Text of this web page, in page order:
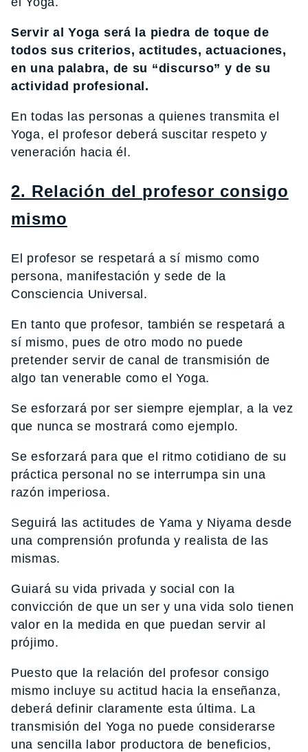
Servir al Yoga será la piedra de toque de
todos sus criterios, actitudes, actuaciones,
en una palabra, de su “discurso” y de su
actividad profesional.
En todas las personas a quienes transmita el
Yoga, el profesor deberá suscitar respeto y
veneración hacia él.
2. Relación del profesor consigo
mismo
El profesor se respetará a sí mismo como
persona, manifestación y sede de la
Consciencia Universal.
En tanto que profesor, también se respetará a
sí mismo, pues de otro modo no puede
pretender servir de canal de transmisión de
algo tan venerable como el Yoga.
Se esforzará por ser siempre ejemplar, a la vez
que nunca se mostrará como ejemplo.
Se esforzará para que el ritmo cotidiano de su
práctica personal no se interrumpa sin una
razón imperiosa.
Seguirá las actitudes de Yama y Niyama desde
una comprensión profunda y realista de las
mismas.
Guiará su vida privada y social con la
convicción de que un ser y una vida solo tienen
valor en la medida en que puedan servir al
prójimo.
Puesto que la relación del profesor consigo
mismo incluye su actitud hacia la enseñanza,
deberá definir claramente esta última. La
transmisión del Yoga no puede considerarse
una sencilla labor productora de beneficios,